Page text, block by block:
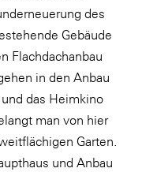
des
Gebäude
Flachdachanbau
in den Anbau
das Heimkino
man von hier
Garten.
und Anbau